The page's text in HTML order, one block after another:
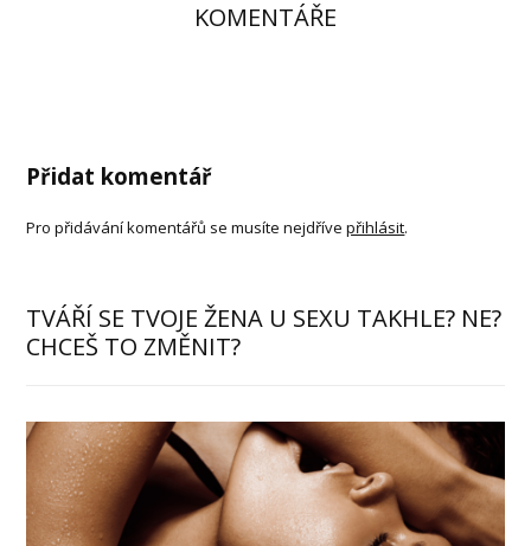
KOMENTÁŘE
Přidat komentář
Pro přidávání komentářů se musíte nejdřívepřihlásit.
TVÁŘÍ SE TVOJE ŽENA U SEXU TAKHLE? NE?
CHCEŠ TO ZMĚNIT?